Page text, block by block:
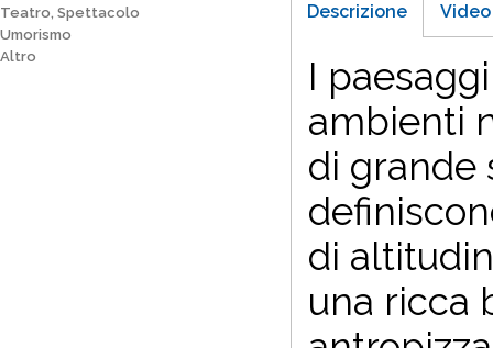
Teatro, Spettacolo
Umorismo
Altro
Descrizione Video
I
ambienti
di grande
di
una ricca